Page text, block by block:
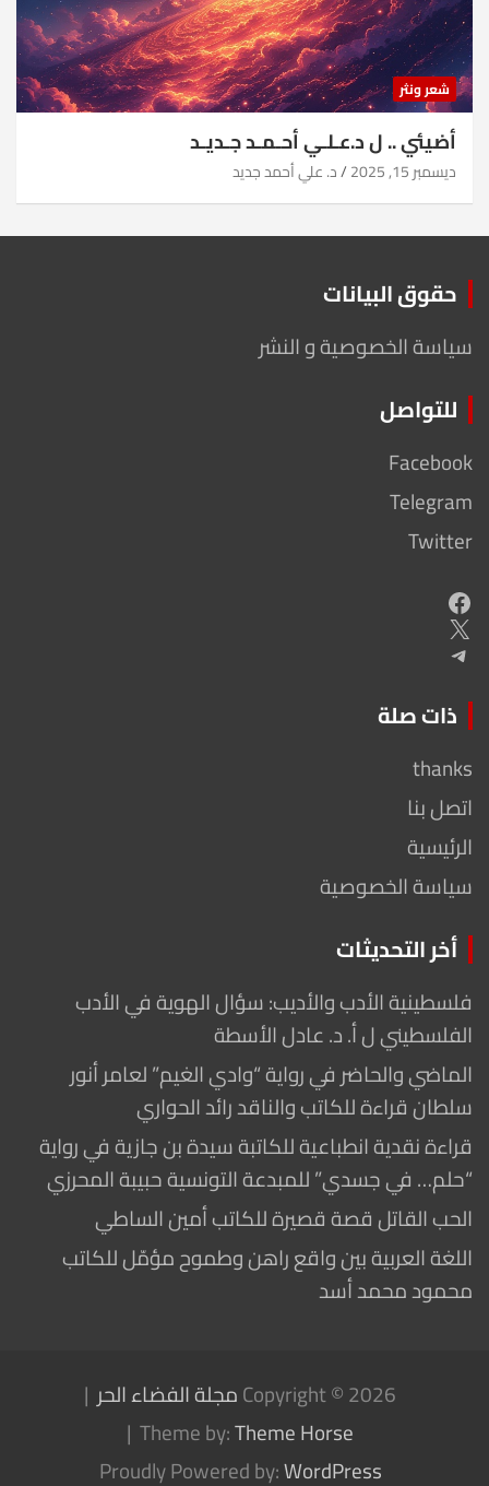
شعر ونثر
أضيئي .. ل د.عـلـي أحـمـد جـديـد
ديسمبر 15, 2025 د. علي أحمد جديد
حقوق البيانات
سياسة الخصوصية و النشر
للتواصل
Facebook
Telegram
Twitter
Facebook
X
Telegram
ذات صلة
thanks
اتصل بنا
الرئيسية
سياسة الخصوصية
أخر التحديثات
فلسطينية الأدب والأديب: سؤال الهوية في الأدب
الفلسطيني ل أ. د. عادل الأسطة
الماضي والحاضر في رواية “وادي الغيم” لعامر أنور
سلطان قراءة للكاتب والناقد رائد الحواري
قراءة نقدية انطباعية للكاتبة سيدة بن جازية في رواية
“حلم… في جسدي” للمبدعة التونسية حبيبة المحرزي
الحب القاتل قصة قصيرة للكاتب أمين الساطي
اللغة العربية بين واقع راهن وطموح مؤمّل للكاتب
محمود محمد أسد
Copyright © 2026مجلة الفضاء الحر
Theme by:Theme Horse
Proudly Powered by:WordPress